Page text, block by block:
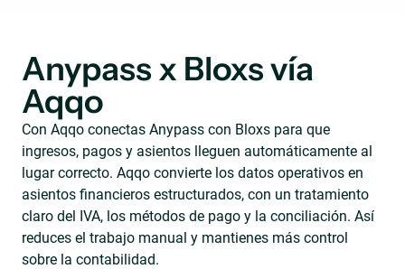
Anypass x Bloxs vía
Aqqo
Con Aqqo conectas Anypass con Bloxs para que
ingresos, pagos y asientos lleguen automáticamente al
lugar correcto. Aqqo convierte los datos operativos en
asientos financieros estructurados, con un tratamiento
claro del IVA, los métodos de pago y la conciliación. Así
reduces el trabajo manual y mantienes más control
sobre la contabilidad.